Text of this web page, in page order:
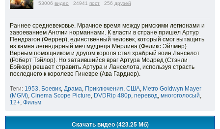
53006 видео 24941 пост 256 друзей
Раннее средневековье. Мрачное время между римскими легионами и
завоеванием Англии норманнами. К власти в стране пришел Артур
Пендрагон (Феррер), единственный человек, который смог вытащить
из камня легендарный меч мудреца Мерлина (Феликс Эйлмер).
Верным помощником и другом короля стал храбрый воин Ланселот
(Роберт Тэйлор). Но затаившийся враг Артура Модред (Стэнли
Бэйкер) решает стравить Артура и Ланселота, используя страсть
последнего к королеве Гиневре (Ава Гарднер).
Теги: 1953, Боевик, Драма, Приключения, США, Metro Goldwyn Mayer
(MGM), Cinema Scope Picture, DVDRip 480p, перевод, многоголосый,
12+, Фильм
Скачать видео (423.25 Мб)